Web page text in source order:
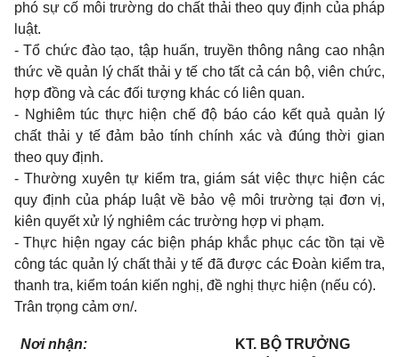
phó sự cố môi trường do chất thải theo quy định của pháp
luật.
-Tổ chức đào tạo, tập huấn, truyền thông nâng cao nhận
thức về quản lý chất thải y tế cho tất cả cán bộ, viên chức,
hợp đồng và các đối tượng khác có liên quan.
- Nghiêm túc thực hiện chế độ báo cáo kết quả quản lý
chất thải y tế đảm bảo tính chính xác và đúng thời gian
theo quy định.
- Thường xuyên tự kiểm tra, giám sát việc thực hiện các
quy định của pháp luật về bảo vệ môi trường tại đơn vị,
kiên quyết xử lý nghiêm các trường hợp vi phạm.
-Thực hiện ngay các biện pháp khắc phục các tồn tại về
công tác quản lý chấtthải y tế đã được các Đoàn kiểm tra,
thanh tra, kiểm toán kiến nghị, đề nghị thực hiện (nếu có).
Trân trọng cảm ơn/.
Nơi nhận:
KT. BỘ TRƯỞNG